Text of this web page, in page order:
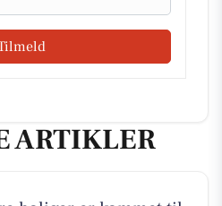
ARTIKLER